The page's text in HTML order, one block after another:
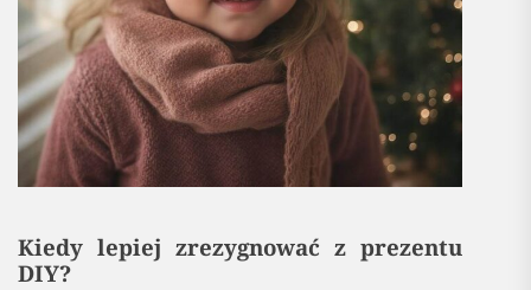
Kiedy lepiej zrezygnować z prezentu
DIY?